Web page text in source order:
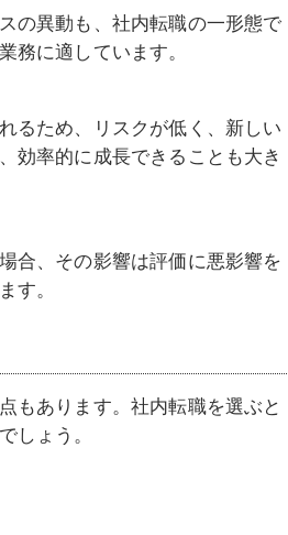
の異動も、社内転職の一形態で
に適しています。
るため、リスクが低く、新しい
効率的に成長できることも大き
合、その影響は評価に悪影響を
す。
もあります。社内転職を選ぶと
ょう。